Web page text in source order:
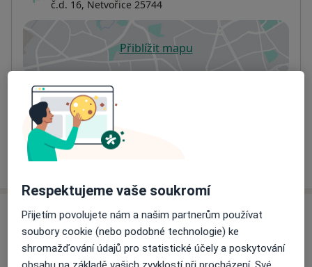
č.d. 16, Netvořice 25744
Přiblížit mapuse otevře v nové záložce
Dostupnost
Na této adrese online kalendář není aktivní
Co mám v takové situaci udělat?
Názory
Přidejte svůj názor
Respektujeme vaše soukromí
Přijetím povolujete nám a našim partnerům používat
soubory cookie (nebo podobné technologie) ke
shromažďování údajů pro statistické účely a poskytování